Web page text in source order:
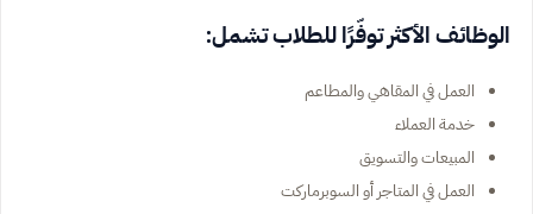
الوظائف الأكثر توفّرًا للطلاب تشمل:
العمل في المقاهي والمطاعم
خدمة العملاء
المبيعات والتسويق
العمل في المتاجر أو السوبرماركت